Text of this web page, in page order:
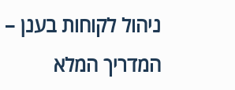
ניהול לקוחות בענן –
המדריך המלא